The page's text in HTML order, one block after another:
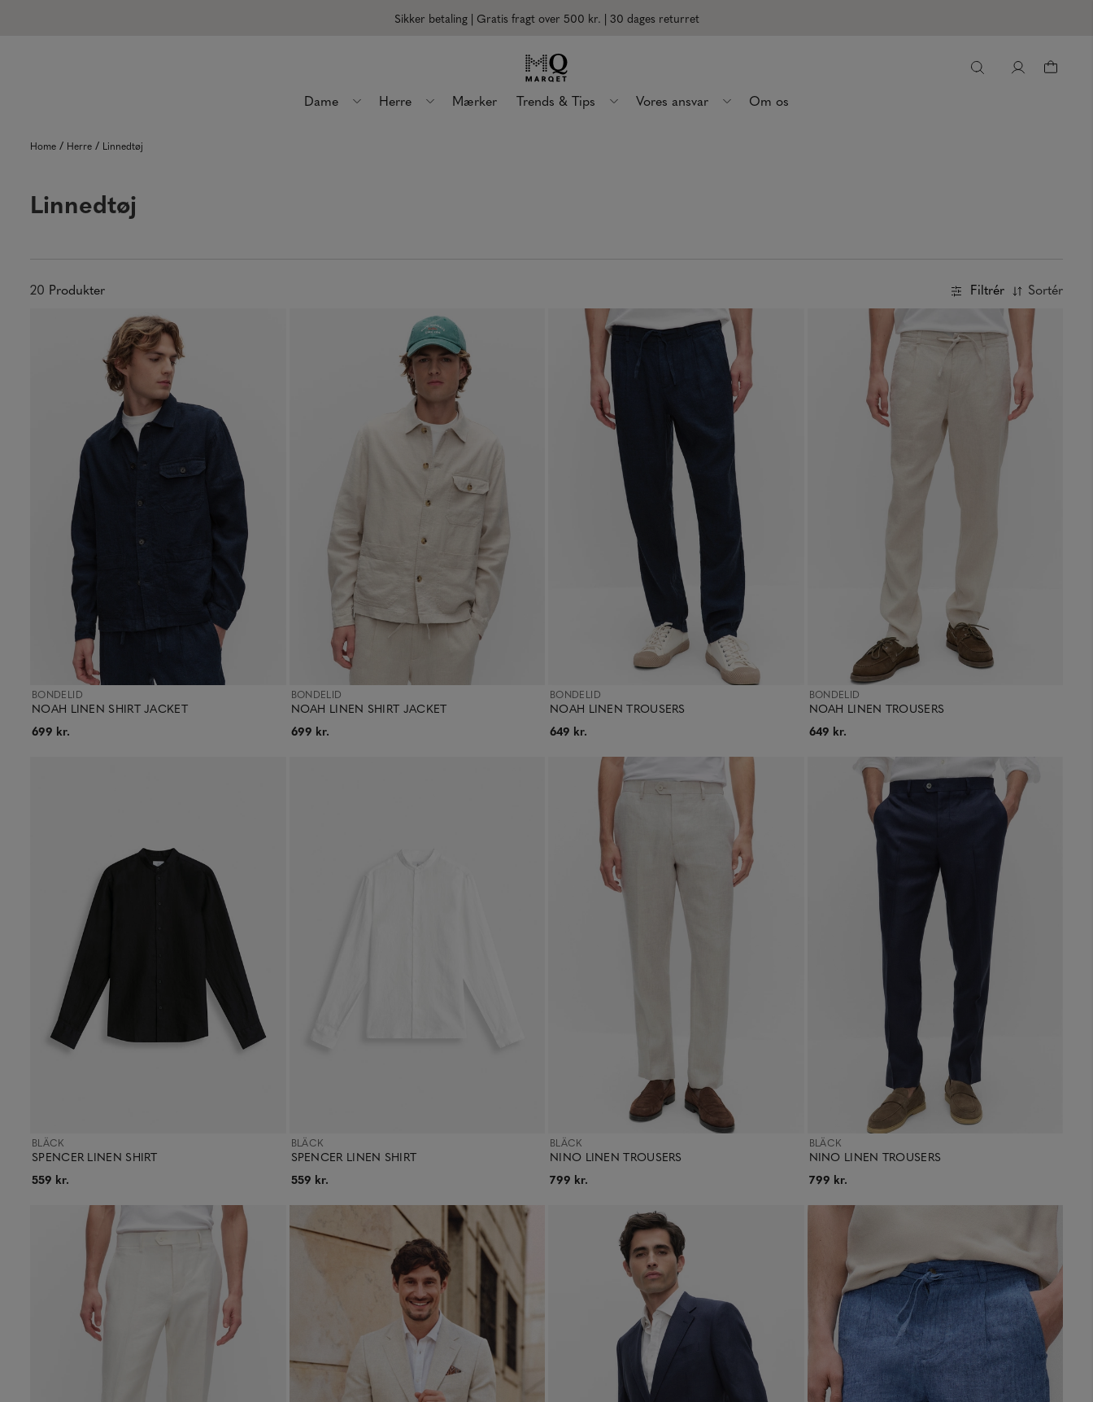
Sikker betaling | Gratis fragt over 500 kr. | 30 dages returret
Dame Herre Mærker Trends & Tips Vores ansvar Om os
Home / Herre / Linnedtøj
Linnedtøj
20 Produkter Filtrér Sortér
NOAH LINEN SHIRT JACKET
BONDELID
699 kr.
NOAH LINEN SHIRT JACKET
BONDELID
699 kr.
NOAH LINEN TROUSERS
BONDELID
649 kr.
NOAH LINEN TROUSERS
BONDELID
649 kr.
SPENCER LINEN SHIRT
BLÄCK
559 kr.
SPENCER LINEN SHIRT
BLÄCK
559 kr.
NINO LINEN TROUSERS
BLÄCK
799 kr.
NINO LINEN TROUSERS
BLÄCK
799 kr.